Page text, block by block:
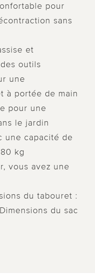
pour
sans
et
outils
une
à portée de main
pour une
le jardin
une capacité de
kg
vous avez une
du tabouret :
du sac